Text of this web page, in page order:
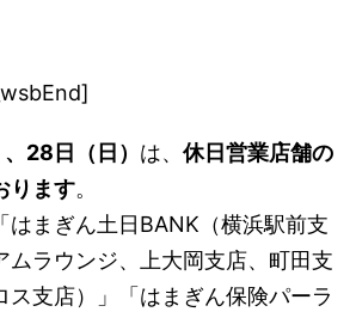
28日（日） は、 休日営業店舗の
ります。
はまぎん土日BANK（横浜駅前支
ムラウンジ、上大岡支店、町田支
ス支店）」「はまぎん保険パーラ